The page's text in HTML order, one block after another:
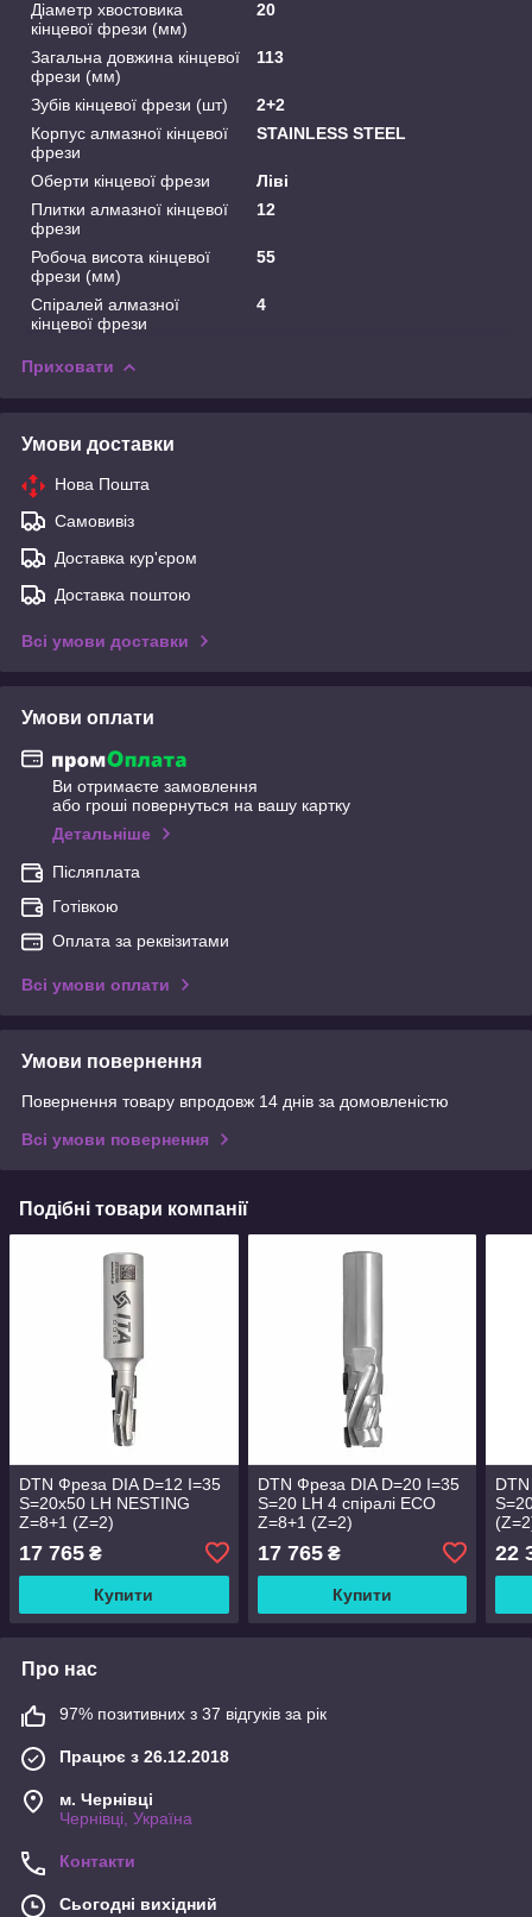
Діаметр хвостовика
кінцевої фрези (мм)
20
Загальна довжина кінцевої
фрези (мм)
113
Зубів кінцевої фрези (шт)
2+2
Корпус алмазної кінцевої
фрези
STAINLESS STEEL
Оберти кінцевої фрези
Ліві
Плитки алмазної кінцевої
фрези
12
Робоча висота кінцевої
фрези (мм)
55
Спіралей алмазної
кінцевої фрези
4
Приховати
Умови доставки
Нова Пошта
Самовивіз
Доставка кур'єром
Доставка поштою
Всі умови доставки
Умови оплати
Ви отримаєте замовлення
або гроші повернуться на вашу картку
Детальніше
Післяплата
Готівкою
Оплата за реквізитами
Всі умови оплати
Умови повернення
Повернення товару впродовж 14 днів за домовленістю
Всі умови повернення
Подібні товари компанії
DTN Фреза DIA D=12 I=35
S=20x50 LH NESTING
Z=8+1 (Z=2)
17 765 ₴
Купити
DTN Фреза DIA D=20 I=35
S=20 LH 4 спіралі ECO
Z=8+1 (Z=2)
17 765₴
Купити
22
Про нас
97% позитивних з 37 відгуків за рік
Працює з 26.12.2018
м. Чернівці
Чернівці, Україна
Контакти
Сьогодні вихідний